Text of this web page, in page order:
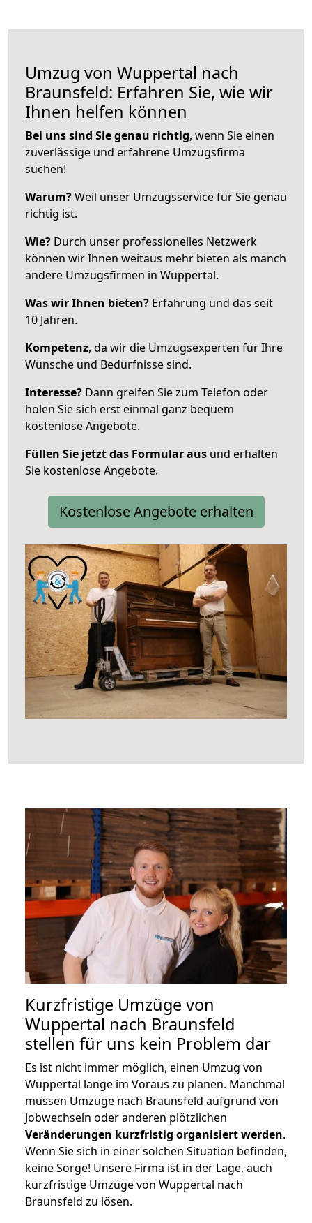
Umzug von Wuppertal nach
Braunsfeld: Erfahren Sie, wie wir
Ihnen helfen können
Bei uns sind Sie genau richtig, wenn Sie einen
zuverlässige und erfahrene Umzugsfirma
suchen!
Warum?Weil unser Umzugsservice für Sie genau
richtig ist.
Wie? Durch unser professionelles Netzwerk
können wir Ihnen weitaus mehr bieten als manch
andere Umzugsfirmen in Wuppertal.
Was wir Ihnen bieten? Erfahrung und das seit
10 Jahren.
Kompetenz, da wir die Umzugsexperten für Ihre
Wünsche und Bedürfnisse sind.
Interesse? Dann greifen Sie zum Telefon oder
holen Sie sich erst einmal ganz bequem
kostenlose Angebote.
Füllen Sie jetzt das Formular aus und erhalten
Sie kostenlose Angebote.
Kostenlose Angebote erhalten
Kurzfristige Umzüge von
Wuppertal nach Braunsfeld
stellen für uns kein Problem dar
Es ist nicht immer möglich, einen Umzug von
Wuppertal lange im Voraus zu planen. Manchmal
müssen Umzüge nach Braunsfeld aufgrund von
Jobwechseln oder anderen plötzlichen
Veränderungen kurzfristig organisiert werden.
Wenn Sie sich in einer solchen Situation befinden,
keine Sorge! Unsere Firma ist in der Lage, auch
kurzfristige Umzüge von Wuppertal nach
Braunsfeld zu lösen.